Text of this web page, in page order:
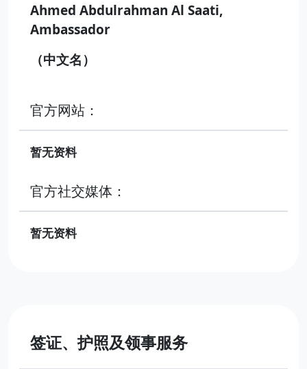
Ahmed Abdulrahman Al Saati,
Ambassador
（中文名）
官方网站：
暂无资料
官方社交媒体：
暂无资料
签证、护照及领事服务